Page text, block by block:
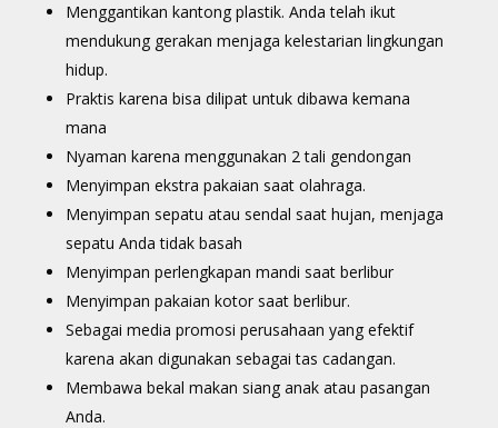
Menggantikan kantong plastik. Anda telah ikut
mendukung gerakan menjaga kelestarian lingkungan
hidup.
Praktis karena bisa dilipat untuk dibawa kemana
mana
Nyaman karena menggunakan 2 tali gendongan
Menyimpan ekstra pakaian saat olahraga.
Menyimpan sepatu atau sendal saat hujan, menjaga
sepatu Anda tidak basah
Menyimpan perlengkapan mandi saat berlibur
Menyimpan pakaian kotor saat berlibur.
Sebagai media promosi perusahaan yang efektif
karena akan digunakan sebagai tas cadangan.
Membawa bekal makan siang anak atau pasangan
Anda.